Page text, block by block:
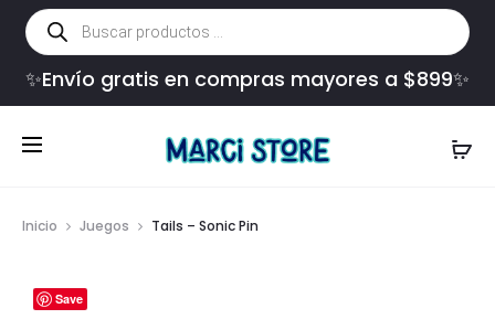
Búsqueda
de
productos
✨Envío gratis en compras mayores a $899✨
Inicio Juegos Tails – Sonic Pin
Save